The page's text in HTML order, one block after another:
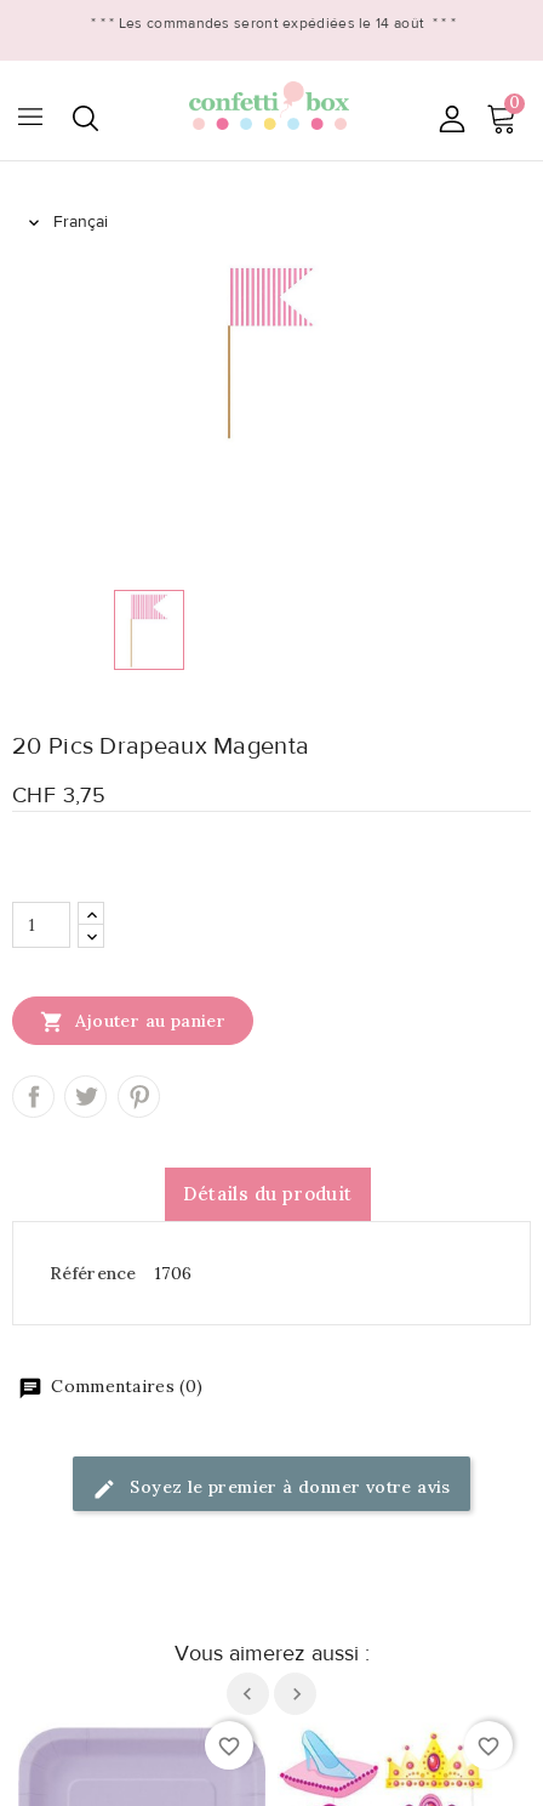
* * * Les commandes seront expédiées le 14 août * * *
0

20 Pics Drapeaux Magenta
CHF 3,75
 Ajouter au panier
Détails du produit
Référence 1706
Commentaires (0)
Soyez le premier à donner votre avis
Vous aimerez aussi :
favorite_border favorite_border